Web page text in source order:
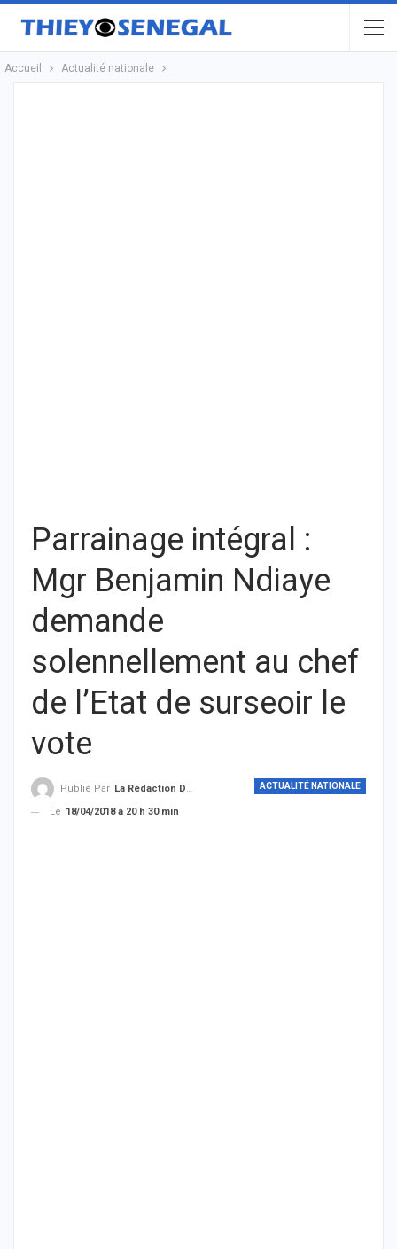
Accueil Actualité nationale
Parrainage intégral :
Mgr Benjamin Ndiaye
demande
solennellement au chef
de l’Etat de surseoir le
vote
ACTUALITÉ NATIONALE
Publié Par La Rédaction De THIEYSENEGAL.com
Le 18/04/2018 à 20 h 30 min